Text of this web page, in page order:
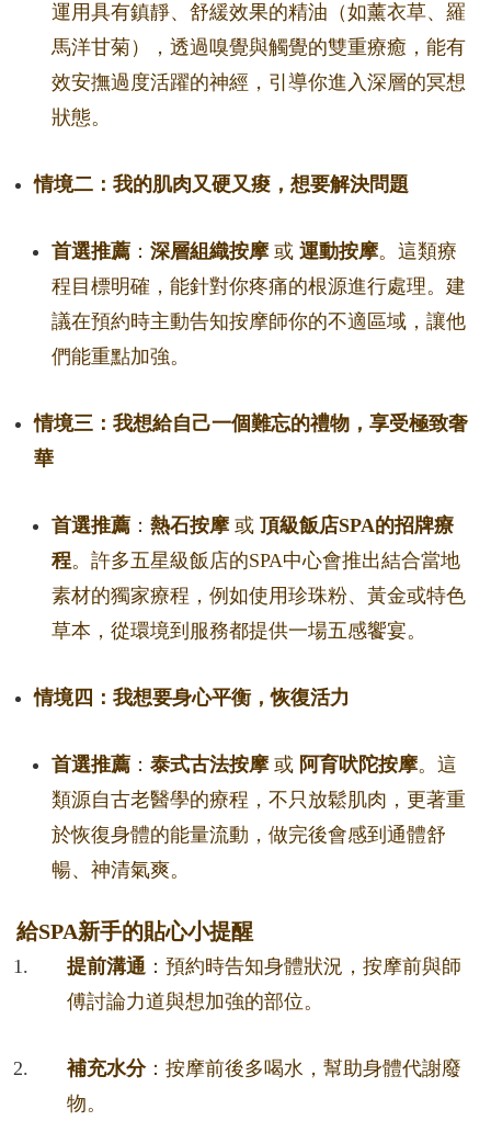
運用具有鎮靜、舒緩效果的精油（如薰衣草、羅
馬洋甘菊），透過嗅覺與觸覺的雙重療癒，能有
效安撫過度活躍的神經，引導你進入深層的冥想
狀態。
情境二：我的肌肉又硬又痠，想要解決問題
首選推薦 ： 深層組織按摩或 運動按摩。這類療
程目標明確，能針對你疼痛的根源進行處理。建
議在預約時主動告知按摩師你的不適區域，讓他
們能重點加強。
情境三：我想給自己一個難忘的禮物，享受極致奢
華
首選推薦 ： 熱石按摩或 頂級飯店SPA的招牌療
程。許多五星級飯店的SPA中心會推出結合當地
素材的獨家療程，例如使用珍珠粉、黃金或特色
草本，從環境到服務都提供一場五感饗宴。
情境四：我想要身心平衡，恢復活力
首選推薦 ： 泰式古法按摩或 阿育吠陀按摩。這
類源自古老醫學的療程，不只放鬆肌肉，更著重
於恢復身體的能量流動，做完後會感到通體舒
暢、神清氣爽。
給SPA新手的貼心小提醒
提前溝通 ：預約時告知身體狀況，按摩前與師
傅討論力道與想加強的部位。
補充水分：按摩前後多喝水，幫助身體代謝廢
物。